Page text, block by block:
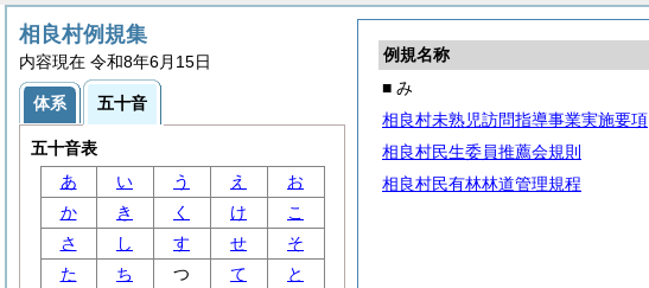
例規名称
■ み
相良村未熟児訪問指導事業実施要項
相良村民生委員推薦会規則
相良村民有林林道管理規程
相良村例規集
内容現在 令和8年6月15日
体系 五十音
五十音表
あ
い う え
お
か
き く け
こ
さ
し す せ
そ
た
ち つ て
と